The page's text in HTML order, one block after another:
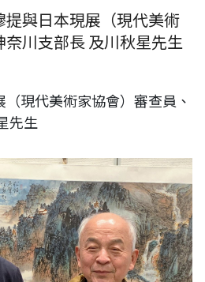
提與日本現展（現代美術
川支部長 及川秋星先生
現代美術家協會）審查員、
先生